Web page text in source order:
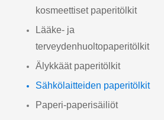
kosmeettiset paperitölkit
Lääke- ja
terveydenhuoltopaperitölkit
Älykkäät paperitölkit
Sähkölaitteiden paperitölkit
Paperi-paperisäiliöt